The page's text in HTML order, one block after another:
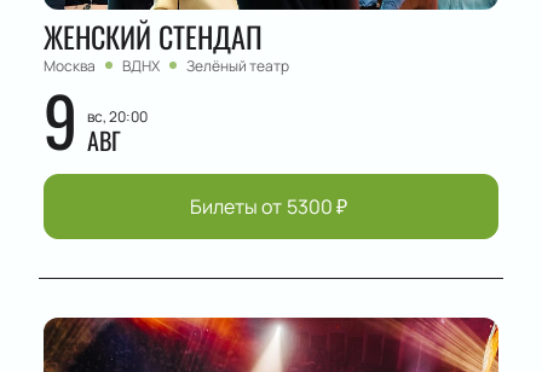
ЖЕНСКИЙ СТЕНДАП
Москва ВДНХ Зелёный театр
9 вс, 20:00
АВГ
Билеты от 5300₽